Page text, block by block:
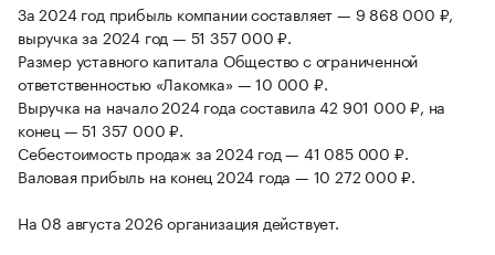
За 2024 год прибыль компании составляет — 9 868 000 ₽,
выручка за 2024 год — 51 357 000 ₽.
Размер уставного капитала Общество с ограниченной
ответственностью «Лакомка» — 10 000 ₽.
Выручка на начало 2024 года составила 42 901 000 ₽, на
конец — 51 357 000 ₽.
Себестоимость продаж за 2024 год — 41 085 000 ₽.
Валовая прибыль на конец 2024 года — 10 272 000 ₽.
На 08 августа 2026 организация действует.